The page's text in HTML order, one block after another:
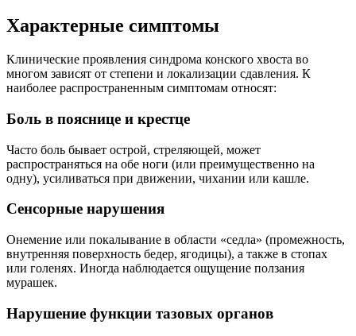
Характерные симптомы
Клинические проявления синдрома конского хвоста во
многом зависят от степени и локализации сдавления. К
наиболее распространенным симптомам относят:
Боль в пояснице и крестце
Часто боль бывает острой, стреляющей, может
распространяться на обе ноги (или преимущественно на
одну), усиливаться при движении, чихании или кашле.
Сенсорные нарушения
Онемение или покалывание в области «седла» (промежность,
внутренняя поверхность бедер, ягодицы), а также в стопах
или голенях. Иногда наблюдается ощущение ползания
мурашек.
Нарушение функции тазовых органов